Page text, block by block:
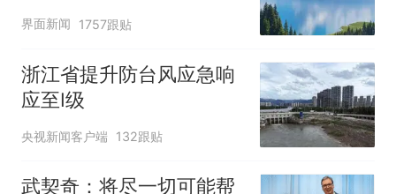
界面新闻 1757跟贴
浙江省提升防台风应急响
应至Ⅰ级
央视新闻客户端 132跟贴
武契奇：将尽一切可能帮